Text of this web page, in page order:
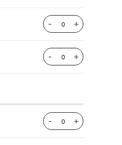
Herrestad stolper
Vægfæste til
Karlsdal